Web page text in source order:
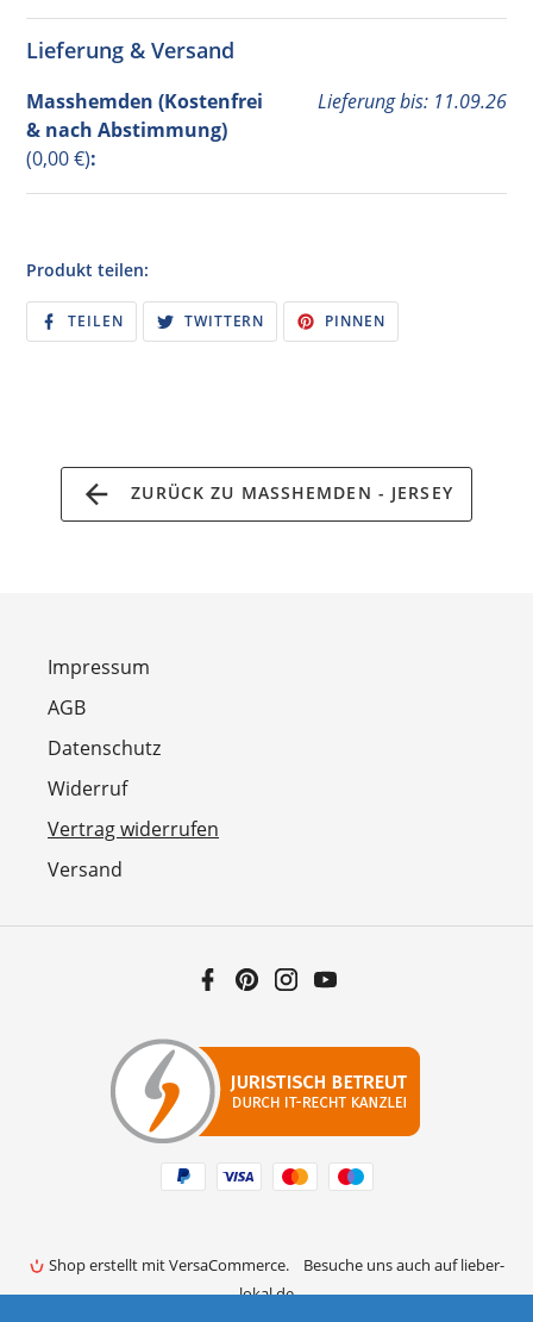
Lieferung & Versand
Masshemden (Kostenfrei
& nach Abstimmung)
(0,00 €):
Lieferung bis: 11.09.26
Produkt teilen:
TEILENAUF
FACEBOOK
TEILEN
TWITTERN
TWITTER
TWITTERN
PINNEN
PINNEN
ZURÜCK ZU MASSHEMDEN - JERSEY
Impressum
AGB
Datenschutz
Widerruf
Vertrag widerrufen
Versand
FacebookPinterestInstagram
Zahlungsarten
Shop erstellt mit VersaCommerce.
Besuche uns auch auf lieber-
lokal.de